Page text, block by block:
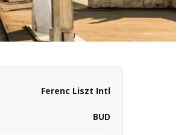
Ferenc Liszt Intl
BUD